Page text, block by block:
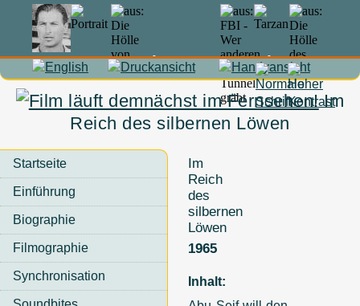
In Memoriam Lex Barker
Im
Reich des silbernen Löwen
Startseite
Einführung
Biographie
Filmographie
Synchronisation
Im
Reich
des
silbernen
Löwen
1965
Inhalt: